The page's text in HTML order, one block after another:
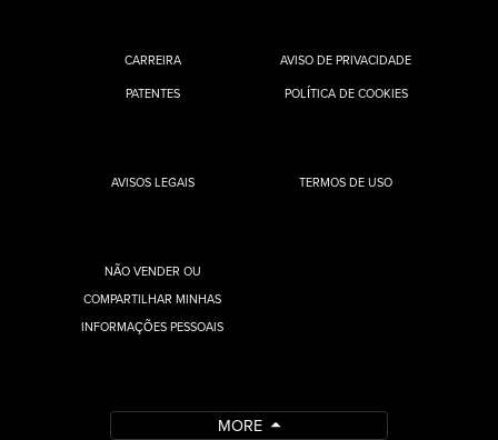
CARREIRA
PATENTES
AVISO DE PRIVACIDADE
POLÍTICA DE COOKIES
AVISOS LEGAIS TERMOS DE USO
NÃO VENDER OU
COMPARTILHAR MINHAS
INFORMAÇÕES PESSOAIS
MORE